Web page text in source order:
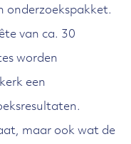
onderzoekspakket.
van ca. 30
worden
een
maar ook wat de